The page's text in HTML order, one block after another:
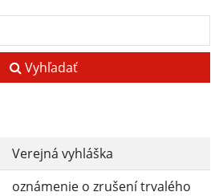
Vyhľadať
Verejná vyhláška
oznámenie o zrušení trvalého